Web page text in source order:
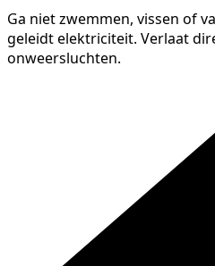
Ga niet zwemmen, vissen of
geleidt elektriciteit. Verlaat
onweersluchten.